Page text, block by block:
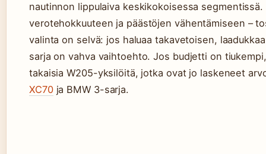
nautinnon lippulaiva keskikokoisessa
verotehokkuuteen ja päästöjen vähentämiseen –
valinta on selvä: jos haluaa takavetoisen,
sarja on vahva vaihtoehto. Jos budjetti on
takaisia W205-yksilöitä, jotka ovat jo laskeneet
XC70ja BMW 3-sarja.